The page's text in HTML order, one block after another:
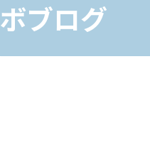
ボブログ